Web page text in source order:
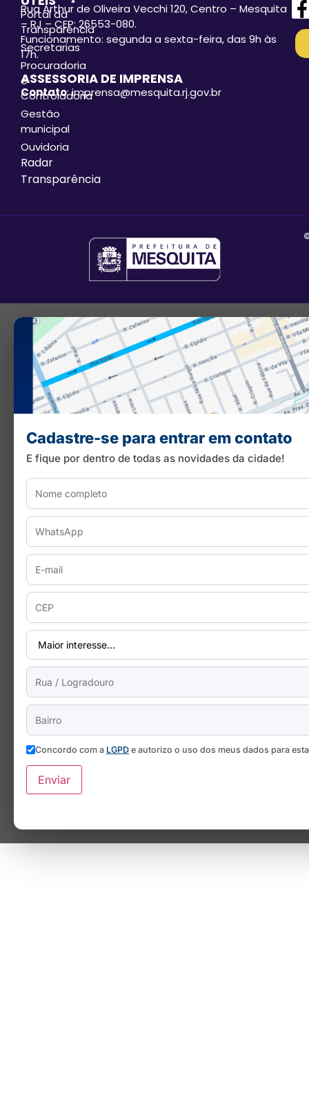
Portal da
Transparência
Secretarias
Procuradoria
e
Controladoria
Gestão
municipal
Ouvidoria
Radar
Transparência
Rua Arthur de Oliveira Vecchi 120, Centro – Mesquita
– RJ – CEP: 26553-080.
Funcionamento: segunda a sexta-feira, das 9h às
17h.
ASSESSORIA DE IMPRENSA
Contato: imprensa@mesquita.rj.gov.br
Cadastre-se para entrar em contato
E fique por dentro de todas as novidades da cidade!
Concordo com a LGPD e autorizo o uso dos meus dados para
Enviar